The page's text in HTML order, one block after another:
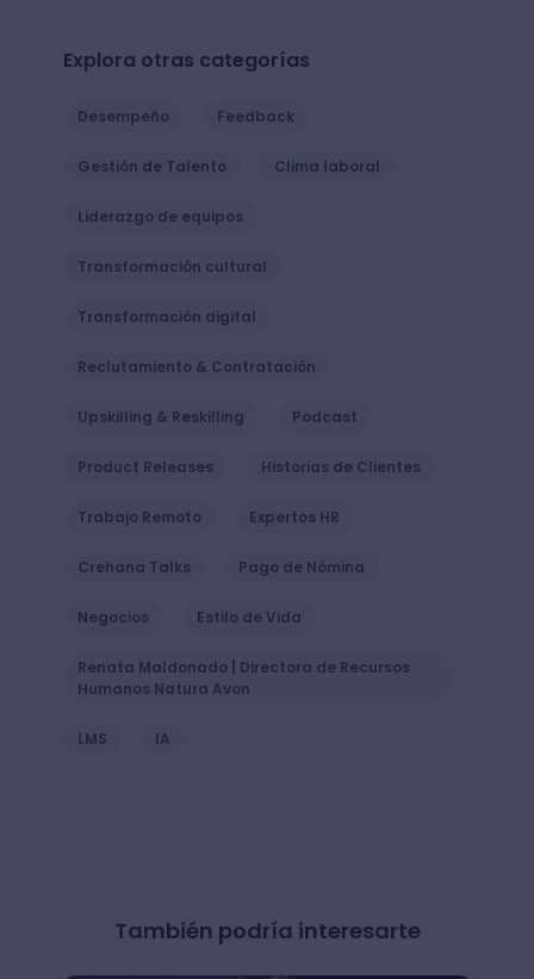
Explora otras categorías
Desempeño Feedback
Gestión de Talento Clima laboral
Liderazgo de equipos
Transformación cultural
Transformación digital
Reclutamiento & Contratación
Upskilling & Reskilling Podcast
Product Releases Historias de Clientes
Trabajo Remoto Expertos HR
Crehana Talks Pago de Nómina
Negocios Estilo de Vida
Renata Maldonado | Directora de Recursos
Humanos Natura Avon
LMS IA
También podría interesarte